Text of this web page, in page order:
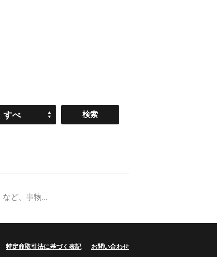
すべ
ど、事物...
特定商取引法に基づく表記 お問い合わせ